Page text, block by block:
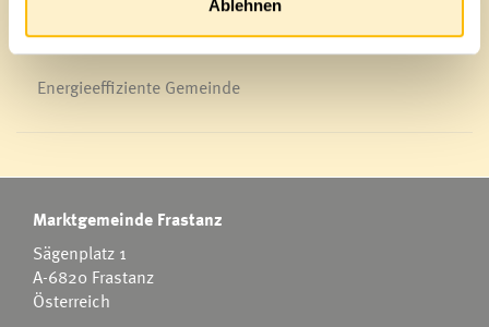
Ablehnen
Energieeffiziente Gemeinde
Marktgemeinde Frastanz
Sägenplatz 1
A-6820 Frastanz
Österreich